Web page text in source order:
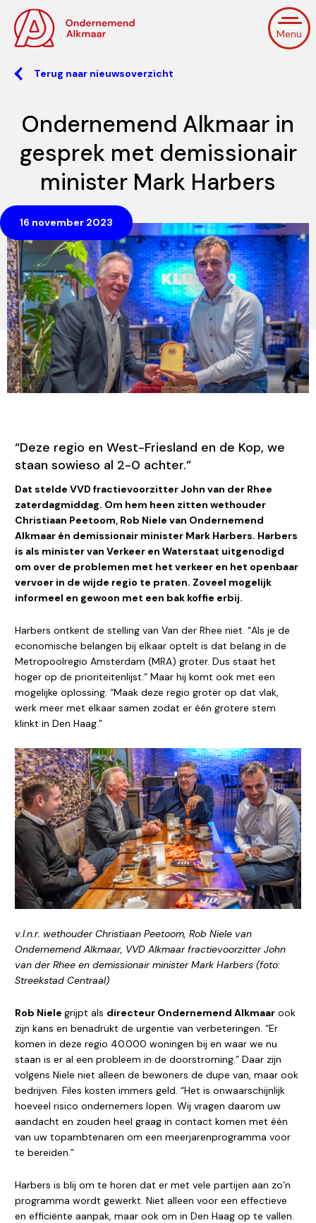
Menu
Terug naar nieuwsoverzicht
Ondernemend Alkmaar in
gesprek met demissionair
minister Mark Harbers
16 november 2023
“Deze regio en West-Friesland en de Kop, we
staan sowieso al 2-0 achter.”
Dat stelde VVD fractievoorzitter John van der Rhee
zaterdagmiddag. Om hem heen zitten wethouder
Christiaan Peetoom, Rob Niele van Ondernemend
Alkmaar én demissionair minister Mark Harbers. Harbers
is als minister van Verkeer en Waterstaat uitgenodigd
om over de problemen met het verkeer en het openbaar
vervoer in de wijde regio te praten. Zoveel mogelijk
informeel en gewoon met een bak koffie erbij.
Harbers ontkent de stelling van Van der Rhee niet. “Als je de
economische belangen bij elkaar optelt is dat belang in de
Metropoolregio Amsterdam (MRA) groter. Dus staat het
hoger op de prioriteitenlijst.” Maar hij komt ook met een
mogelijke oplossing: “Maak deze regio groter op dat vlak,
werk meer met elkaar samen zodat er één grotere stem
klinkt in Den Haag.”
v.l.n.r. wethouder Christiaan Peetoom, Rob Niele van
Ondernemend Alkmaar, VVD Alkmaar fractievoorzitter John
van der Rhee en demissionair minister Mark Harbers (foto:
Streekstad Centraal)
Rob Nielegrijpt als directeur Ondernemend Alkmaar ook
zijn kans en benadrukt de urgentie van verbeteringen. “Er
komen in deze regio 40.000 woningen bij en waar we nu
staan is er al een probleem in de doorstroming.” Daar zijn
volgens Niele niet alleen de bewoners de dupe van, maar ook
bedrijven. Files kosten immers geld. “Het is onwaarschijnlijk
hoeveel risico ondernemers lopen. Wij vragen daarom uw
aandacht en zouden heel graag in contact komen met één
van uw topambtenaren om een meerjarenprogramma voor
te bereiden.”
Harbers is blij om te horen dat er met vele partijen aan zo’n
programma wordt gewerkt. Niet alleen voor een effectieve
en efficiënte aanpak, maar ook om in Den Haag op te vallen.